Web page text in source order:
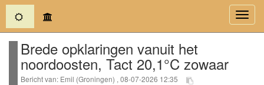
(current)
Brede opklaringen vanuit het
noordoosten, Tact 20,1°C zowaar
Bericht van: Emil (Groningen) , 08-07-2026 12:35